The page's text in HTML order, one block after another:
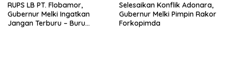
RUPS LB PT. Flobamor,
Gubernur Melki Ingatkan
Jangan Terburu – Buru
Selesaikan Konflik Adonara,
Gubernur Melki Pimpin Rakor
Forkopimda